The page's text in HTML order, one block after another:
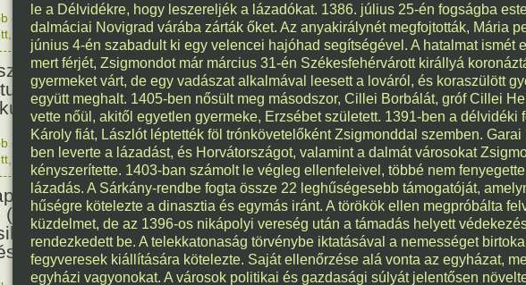
olvasom|Nincs hozzászólás, szólj hozzá!
Nő,Zene,Magyar 1898. 08. 07.
Bibó István,
Széchenyi-díjas író,
jogász.
115éve
olvasom| Nincs hozzászólás, szólj hozzá!
Irodalom,Magyar 1911. 08. 07.
megszületett Beamter
(Becenevén: Bubi) dzsessz-
vibrafon és xilofon-
114éve
le a Délvidékre, hogy leszereljék a lázadókat. 1386. július 25-én fogságba
dalmáciai Novigrad várába zárták őket. Az anyakirálynét megfojtották, Mária
június 4-én szabadult ki egy velencei hajóhad segítségével. A hatalmat ismét
mert férjét, Zsigmondot már március 31-én Székesfehérvárott királlyá
gyermeket várt, de egy vadászat alkalmával leesett a lováról, és koraszülött
együtt meghalt. 1405-ben nősült meg másodszor, Cillei Borbálát, gróf Cillei
vette nőül, akitől egyetlen gyermeke, Erzsébet született. 1391-ben a délvidéki
Károly fiát, Lászlót léptették föl trónkövetelőként Zsigmonddal szemben.
ben leverte a lázadást, és Horvátországot, valamint a dalmát városokat
kényszerítette. 1403-ban számolt le végleg ellenfeleivel, többé nem
lázadás. A Sárkány-rendbe fogta össze 22 leghűségesebb támogatóját,
hűségre kötelezte a dinasztia és egymás iránt. A törökök ellen megpróbálta
küzdelmet, de az 1396-os nikápolyi vereség után a támadás helyett
rendezkedett be. A telekkatonaság törvénybe iktatásával a nemességet
fegyveresek kiállítására kötelezte. Saját ellenőrzése alá vonta az egyházat,
egyházi vagyonokat. A városok politikai és gazdasági súlyát jelentősen